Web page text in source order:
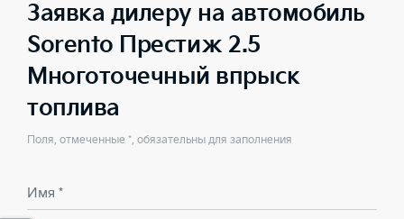
Заявка дилеру на автомобиль
Sorento Престиж 2.5
Многоточечный впрыск
топлива
Поля, отмеченные *, обязательны для заполнения
Имя *